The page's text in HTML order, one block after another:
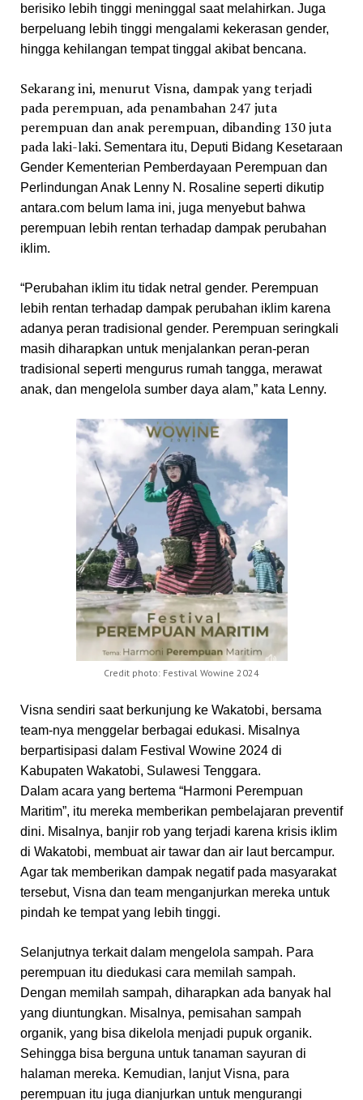
berisiko lebih tinggi meninggal saat melahirkan. Juga
berpeluang lebih tinggi mengalami kekerasan gender,
hingga kehilangan tempat tinggal akibat bencana.
Sekarang ini, menurut Visna, dampak yang terjadi
pada perempuan, ada penambahan 247 juta
perempuan dan anak perempuan, dibanding 130 juta
pada laki-laki. Sementara itu, Deputi Bidang Kesetaraan
Gender Kementerian Pemberdayaan Perempuan dan
Perlindungan Anak Lenny N. Rosaline seperti dikutip
antara.com belum lama ini, juga menyebut bahwa
perempuan lebih rentan terhadap dampak perubahan
iklim.
“Perubahan iklim itu tidak netral gender. Perempuan
lebih rentan terhadap dampak perubahan iklim karena
adanya peran tradisional gender. Perempuan seringkali
masih diharapkan untuk menjalankan peran-peran
tradisional seperti mengurus rumah tangga, merawat
anak, dan mengelola sumber daya alam,” kata Lenny.
Credit photo: Festival Wowine 2024
Visna sendiri saat berkunjung ke Wakatobi, bersama
team-nya menggelar berbagai edukasi. Misalnya
berpartisipasi dalam Festival Wowine 2024 di
Kabupaten Wakatobi, Sulawesi Tenggara.
Dalam acara yang bertema “Harmoni Perempuan
Maritim”, itu mereka memberikan pembelajaran preventif
dini. Misalnya, banjir rob yang terjadi karena krisis iklim
di Wakatobi, membuat air tawar dan air laut bercampur.
Agar tak memberikan dampak negatif pada masyarakat
tersebut, Visna dan team menganjurkan mereka untuk
pindah ke tempat yang lebih tinggi.
Selanjutnya terkait dalam mengelola sampah. Para
perempuan itu diedukasi cara memilah sampah.
Dengan memilah sampah, diharapkan ada banyak hal
yang diuntungkan. Misalnya, pemisahan sampah
organik, yang bisa dikelola menjadi pupuk organik.
Sehingga bisa berguna untuk tanaman sayuran di
halaman mereka. Kemudian, lanjut Visna, para
perempuan itu juga dianjurkan untuk mengurangi